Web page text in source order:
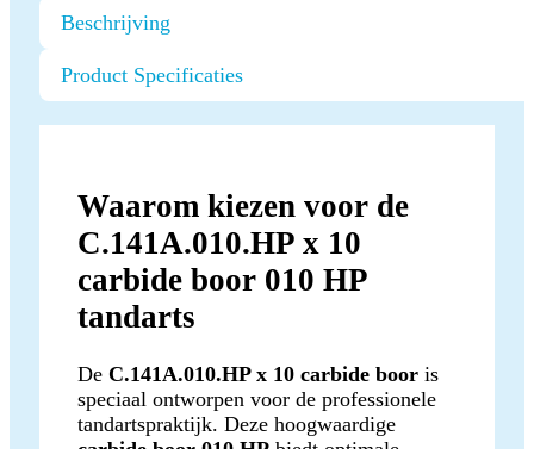
Beschrijving
Product Specificaties
Waarom kiezen voor de
C.141A.010.HP x 10
carbide boor 010 HP
tandarts
De C.141A.010.HP x 10 carbide boor is
speciaal ontworpen voor de professionele
tandartspraktijk. Deze hoogwaardige